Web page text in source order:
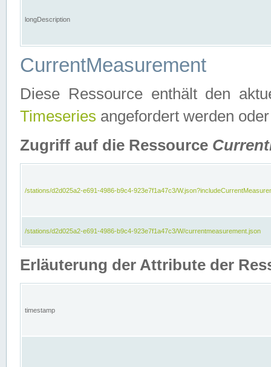
longDescription
CurrentMeasurement
Diese Ressource enthält den
Timeseries angefordert werden
Zugriff auf die Ressource
/stations/d2d025a2-e691-4986-b9c4-923e7f1a47c3/
/stations/d2d025a2-e691-4986-b9c4-923e7f1a47c3/W/currentmeasurement.json
Erläuterung der Attribute der
timestamp